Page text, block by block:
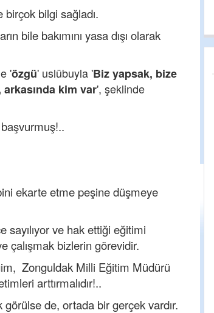
bilgi sağladı.
bile bakımını yasa dışı olarak
'özgü' uslübuyla 'Biz yapsak, bize
kim var', şeklinde
ekarte etme peşine düşmeye
sayılıyor ve hak ettiği eğitimi
çalışmak bizlerin görevidir.
Zonguldak Milli Eğitim Müdürü
arttırmalıdır!..
görülse de, ortada bir gerçek vardır.